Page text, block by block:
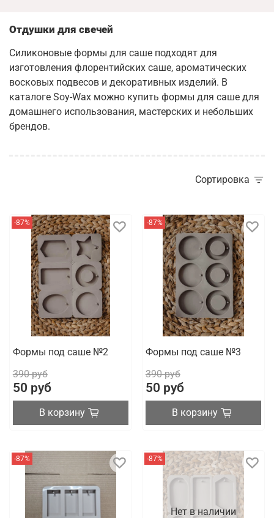
Отдушки для свечей
Силиконовые формы для саше подходят для
изготовления флорентийских саше, ароматических
восковых подвесов и декоративных изделий. В
каталоге Soy-Wax можно купить формы для саше для
домашнего использования, мастерских и небольших
брендов.
Сортировка
-87%
Формы под саше №2
390 руб
50 руб
В корзину
-87%
Формы под саше №3
390 руб
50 руб
В корзину
-87%
Нет в наличии
-87%